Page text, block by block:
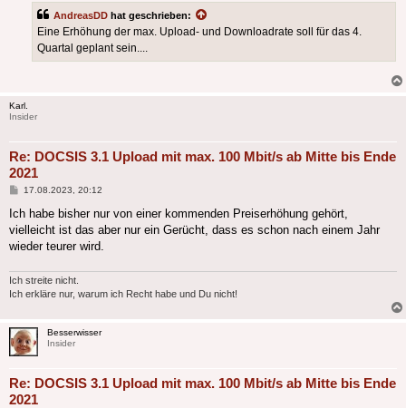
AndreasDD hat geschrieben:
Eine Erhöhung der max. Upload- und Downloadrate soll für das 4.
Quartal geplant sein....
Karl.
Insider
Re: DOCSIS 3.1 Upload mit max. 100 Mbit/s ab Mitte bis Ende
2021
Beitrag
17.08.2023, 20:12
Ich habe bisher nur von einer kommenden Preiserhöhung gehört,
vielleicht ist das aber nur ein Gerücht, dass es schon nach einem Jahr
wieder teurer wird.
Ich streite nicht.
Ich erkläre nur, warum ich Recht habe und Du nicht!
Besserwisser
Insider
Re: DOCSIS 3.1 Upload mit max. 100 Mbit/s ab Mitte bis Ende
2021